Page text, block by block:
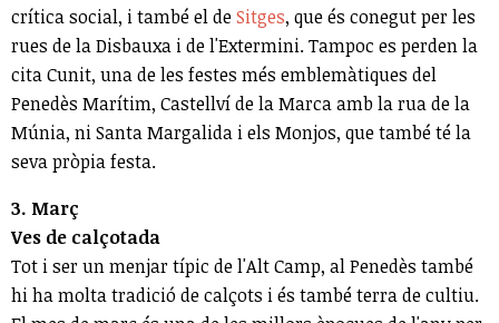
crítica social, i també el deSitges, que és conegut per les
rues de la Disbauxa i de l'Extermini. Tampoc es perden la
cita Cunit, una de les festes més emblemàtiques del
Penedès Marítim, Castellví de la Marca amb la rua de la
Múnia, ni Santa Margalida i els Monjos, que també té la
seva pròpia festa.
3. Març
Ves de calçotada
Tot i ser un menjar típic de l'Alt Camp, al Penedès també
hi ha molta tradició de calçots i és també terra de cultiu.